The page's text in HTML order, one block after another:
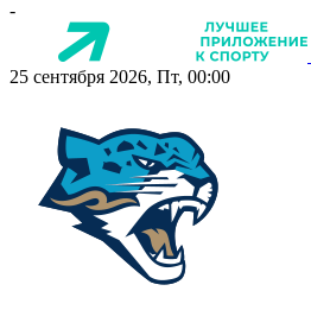
-
25 сентября 2026, Пт, 00:00